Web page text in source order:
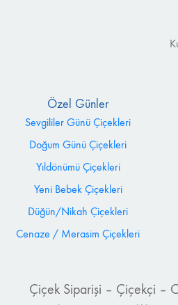
Özel Günler
Sevgililer Günü Çiçekleri
Doğum Günü Çiçekleri
Yıldönümü Çiçekleri
Yeni Bebek Çiçekleri
Düğün/Nikah Çiçekleri
Cenaze / Merasim Çiçekleri
Çiçek Siparişi – Çiçekçi –